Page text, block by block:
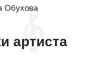
Обухова
артиста